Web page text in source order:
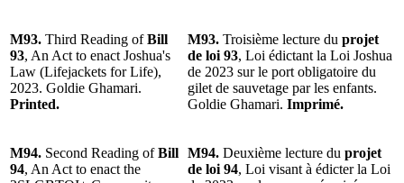
M93. Third Reading ofBill
93, An Act to enact Joshua's
Law (Lifejackets for Life),
2023. Goldie Ghamari.
Printed.
M93. Troisième lecture du projet
de loi 93, Loi édictant la Loi Joshua
de 2023 sur le port obligatoire du
gilet de sauvetage par les enfants.
Goldie Ghamari. Imprimé.
M94. Second Reading ofBill
94, An Act to enact the
M94. Deuxième lecture du projet
de loi 94, Loi visant à édicter la Loi